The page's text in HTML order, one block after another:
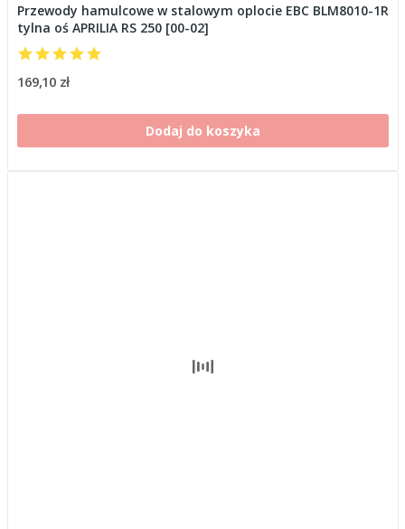
Przewody hamulcowe w stalowym oplocie EBC BLM8010-1R
tylna oś APRILIA RS 250 [00-02]
169,10 zł
Dodaj do koszyka